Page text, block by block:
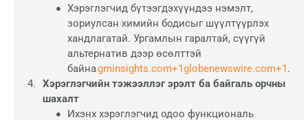
Хэрэглэгчид бүтээгдэхүүндээ нэмэлт,
зориулсан химийн бодисыг шүүлтүүрлэх
хандлагатай. Ургамлын гаралтай, сүүгүй
альтернатив дээр өсөлттэй
байнаgminsights.com+1globenewswire.com+1.
Хэрэглэгчийн тэжээллэг эрэлт ба байгаль орчны
шахалт
Ихэнх хэрэглэгчид одоо функциональ